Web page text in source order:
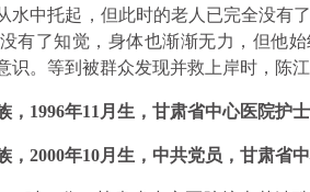
水中托起，但此时的老人已完全没有
有了知觉，身体也渐渐无力，但他
识。等到被群众发现并救上岸时，陈
，1996年11月生，甘肃省中心医院护
，2000年10月生，中共党员，甘肃省